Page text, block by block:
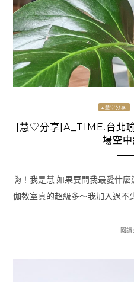
▴慧♡分享
[慧♡分享]A_TIME.台北
場空
嗨！我是慧 如果要問我最愛什
伽教室真的超級多～我加入過不
閱